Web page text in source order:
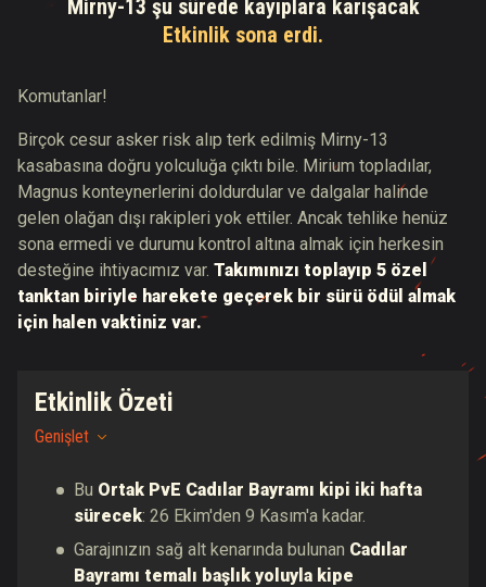
Mirny-13 şu sürede kayıplara karışacak
Etkinlik sona erdi.
Komutanlar!
Birçok cesur asker risk alıp terk edilmiş Mirny-13
kasabasına doğru yolculuğa çıktı bile. Mirium topladılar,
Magnus konteynerlerini doldurdular ve dalgalar halinde
gelen olağan dışı rakipleri yok ettiler. Ancak tehlike henüz
sona ermedi ve durumu kontrol altına almak için herkesin
desteğine ihtiyacımız var. Takımınızı toplayıp 5 özel
tanktan biriyle harekete geçerek bir sürü ödül almak
için halen vaktiniz var.
Etkinlik Özeti
Genişlet
Bu Ortak PvE Cadılar Bayramı kipi iki hafta
sürecek: 26 Ekim'den 9 Kasım'a kadar.
Garajınızın sağ alt kenarında bulunan Cadılar
Bayramı temalı başlık yoluyla kipe